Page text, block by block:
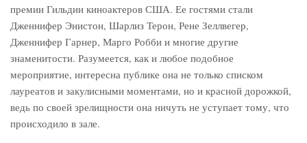
премии Гильдии киноактеров США. Ее гостями стали
Дженнифер Энистон, Шарлиз Терон, Рене Зеллвегер,
Дженнифер Гарнер, Марго Робби и многие другие
знаменитости. Разумеется, как и любое подобное
мероприятие, интересна публике она не только списком
лауреатов и закулисными моментами, но и красной дорожкой,
ведь по своей зрелищности она ничуть не уступает тому, что
происходило в зале.